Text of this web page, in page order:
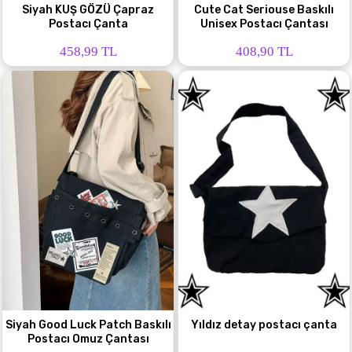
Siyah KUŞ GÖZÜ Çapraz
Postacı Çanta
458,99 TL
Cute Cat Seriouse Baskılı
Unisex Postacı Çantası
408,90 TL
Siyah Good Luck Patch Baskılı
Postacı Omuz Çantası
Yıldız detay postacı çanta